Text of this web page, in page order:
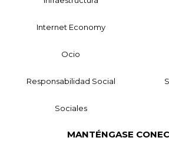
Internet Economy
Ocio
Responsabilidad Social
Sociales
MANTÉNGASE